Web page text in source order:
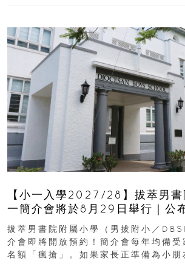
【小一入學2027/28】拔萃男書
一簡介會將於8月29日舉行｜公
｜更設有網上重溫
拔萃男書院附屬小學（男拔附小／
介會即將開放預約！簡介會每年均備受
名額「瘋搶」。如果家長正準備為小